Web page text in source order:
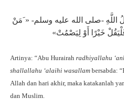
-صلى الله عليه وسلم- « َمَنْ
خَيْرًا أَوْ لِيَصْمُتْ»
Artinya: “Abu Hurairah radhiyallahu
shallallahu ‘alaihi wasallam bersabda:
Allah dan hari akhir, maka katakanlah
dan Muslim.